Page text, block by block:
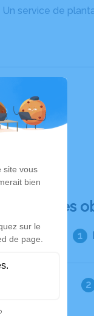
Un service de
Déroulé des